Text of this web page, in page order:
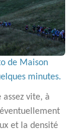
de Maison
minutes.
vite, à
et la densité